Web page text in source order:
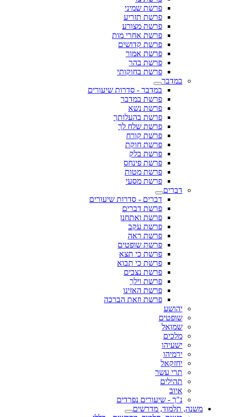
פרשת שמיני
פרשת תזריע
פרשת מצורע
פרשת אחרי מות
פרשת קדושים
פרשת אמור
פרשת בהר
פרשת בחוקותי
במדבר
במדבר - סדרות שיעורים
פרשת במדבר
פרשת נשא
פרשת בהעלותך
פרשת שלח לך
פרשת קורח
פרשת חוקת
פרשת בלק
פרשת פינחס
פרשת מטות
פרשת מסעי
דברים
דברים - סדרות שיעורים
פרשת דברים
פרשת ואתחנן
פרשת עקב
פרשת ראה
פרשת שופטים
פרשת כי תצא
פרשת כי תבוא
פרשת נצבים
פרשת וילך
פרשת האזינו
פרשת וזאת הברכה
יהושע
שופטים
שמואל
מלכים
ישעיהו
ירמיהו
יחזקאל
תרי עשר
תהילים
איוב
נ"ך - שיעורים נפרדים
משנה, תלמוד, מדרשים